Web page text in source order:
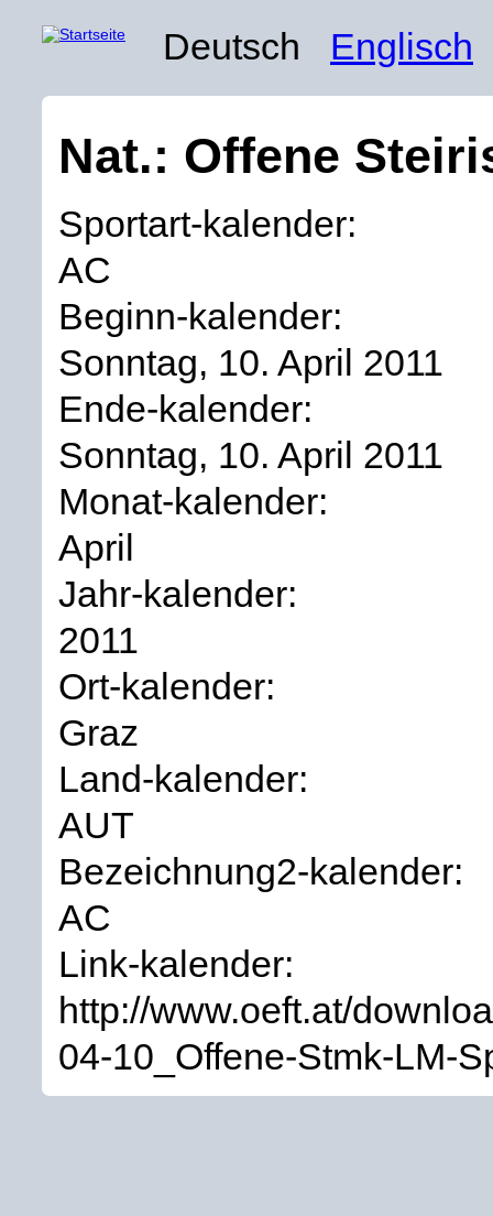
Deutsch Englisch
Nat.: Offene
Sportart-kalender:
AC
Beginn-kalender:
Sonntag, 10. April 2011
Ende-kalender:
Sonntag, 10. April 2011
Monat-kalender:
April
Jahr-kalender:
2011
Ort-kalender:
Graz
Land-kalender:
AUT
Bezeichnung2-kalender:
AC
Link-kalender:
http://www.oeft.at/
04-10_Offene-Stmk-LM-